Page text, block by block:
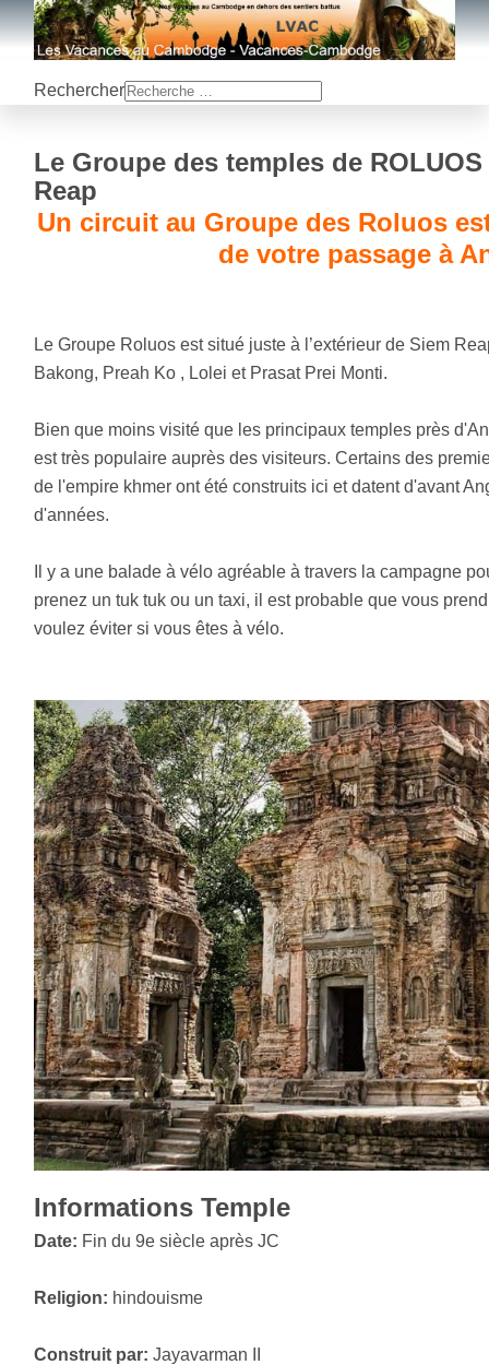
Rechercher
Le Groupe des temples de
Reap
Un circuit au Groupe des Roluos
de votre passage à
Le Groupe Roluos est situé juste à l’extérieur de Siem
Bakong, Preah Ko , Lolei et Prasat Prei Monti.
Bien que moins visité que les principaux temples près
est très populaire auprès des visiteurs. Certains des
de l'empire khmer ont été construits ici et datent d'avant
d'années.
Il y a une balade à vélo agréable à travers la campagne
prenez un tuk tuk ou un taxi, il est probable que vous
voulez éviter si vous êtes à vélo.
Informations Temple
Date: Fin du 9e siècle après JC
Religion: hindouisme
Construit par: Jayavarman II